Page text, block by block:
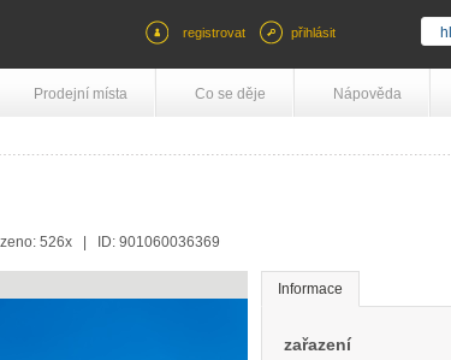
registrovat přihlásit
Prodejní místa Co se děje Nápověda
526x | ID: 901060036369
zařazení
Informace